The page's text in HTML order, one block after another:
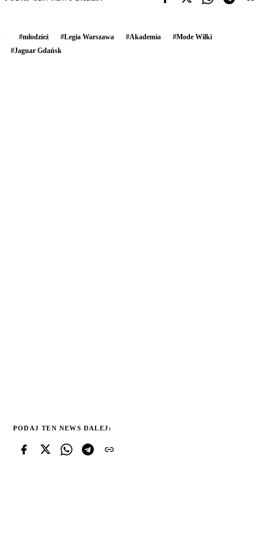
#młodzież #Legia Warszawa #Akademia #Mode Wilki
#Jaguar Gdańsk
PODAJ TEN NEWS DALEJ: